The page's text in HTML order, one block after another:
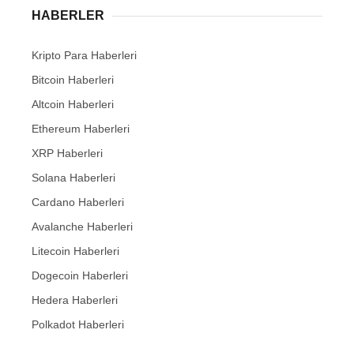
HABERLER
Kripto Para Haberleri
Bitcoin Haberleri
Altcoin Haberleri
Ethereum Haberleri
XRP Haberleri
Solana Haberleri
Cardano Haberleri
Avalanche Haberleri
Litecoin Haberleri
Dogecoin Haberleri
Hedera Haberleri
Polkadot Haberleri